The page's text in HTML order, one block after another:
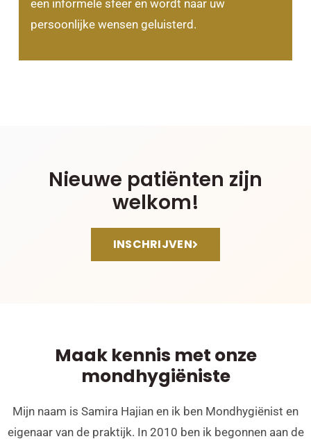
een informele sfeer en wordt naar uw
persoonlijke wensen geluisterd.
Nieuwe patiënten zijn
welkom!
INSCHRIJVEN
Maak kennis met onze
mondhygiëniste
Mijn naam is Samira Hajian en ik ben Mondhygiënist en
eigenaar van de praktijk. In 2010 ben ik begonnen aan de